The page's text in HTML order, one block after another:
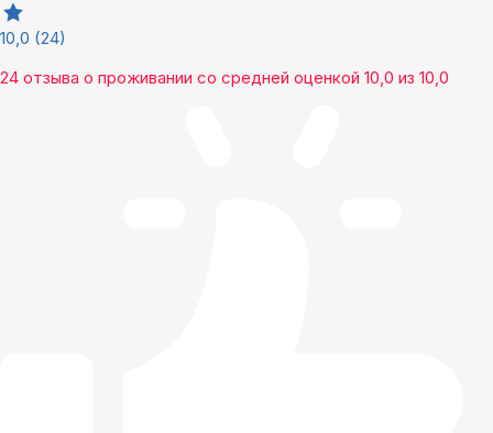
10,0 (24)
24 отзыва о проживании со средней оценкой 10,0 из 10,0